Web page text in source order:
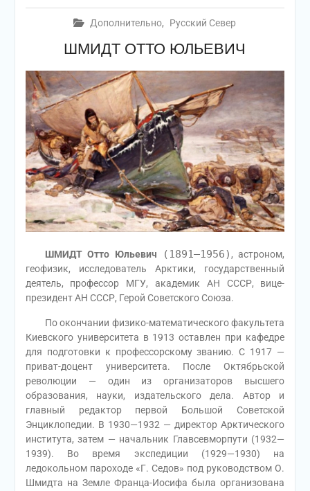
Дополнительно, Русский Север
ШМИДТ ОТТО ЮЛЬЕВИЧ
ШМИДТ Отто Юльевич (1891—1956) , астроном,
геофизик, исследователь Арктики, государственный
деятель, профессор МГУ, академик АН СССР, вице-
президент АН СССР, Герой Советского Союза.
По окончании физико-математического факультета
Киевского университета в 1913 оставлен при кафедре
для подготовки к профессорскому званию. С 1917 —
приват-доцент университета. После Октябрьской
революции — один из организаторов высшего
образования, науки, издательского дела. Автор и
главный редактор первой Большой Советской
Энциклопедии. В 1930—1932 — директор Арктического
института, затем — начальник Главсевморпути (1932—
1939). Во время экспедиции (1929—1930) на
ледокольном пароходе «Г. Седов» под руководством О.
Шмидта на Земле Франца-Иосифа была организована